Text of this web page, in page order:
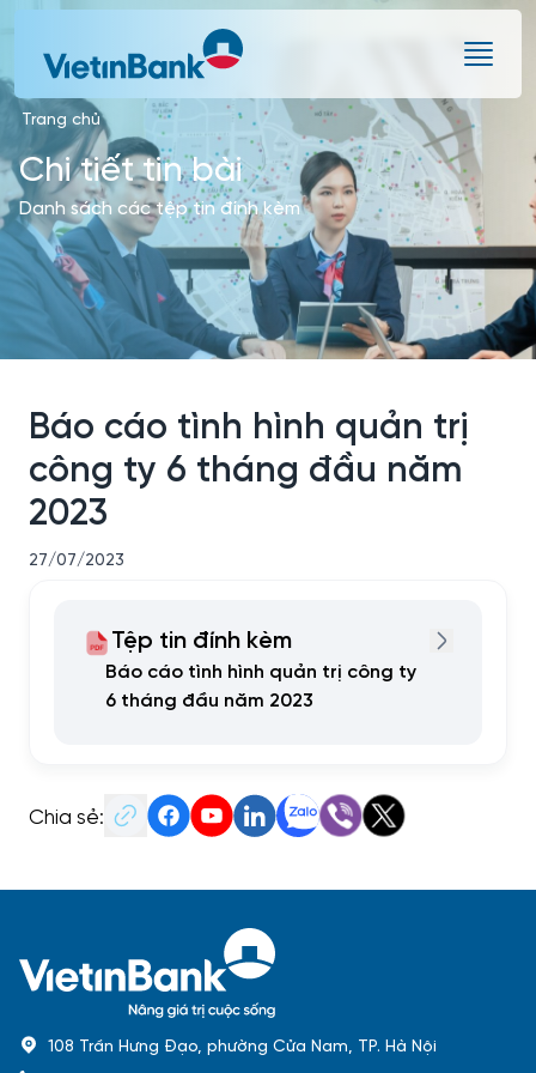
Trang chủ
Chi tiết tin bài
Danh sách các tệp tin đính kèm
Báo cáo tình hình quản trị
công ty 6 tháng đầu năm
2023
27/07/2023
Tệp tin đính kèm
Báo cáo tình hình quản trị công ty
6 tháng đầu năm 2023
Chia sẻ:
108 Trần Hưng Đạo, phường Cửa Nam, TP. Hà Nội